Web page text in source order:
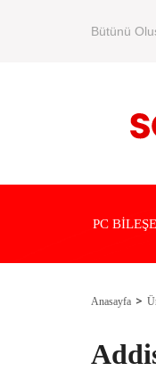
Bütünü
PC
Anasayfa